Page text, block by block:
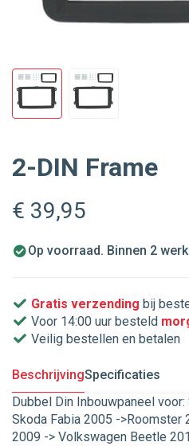
2-DIN Frame
€ 39,95
Op voorraad. Binnen 2
Gratis verzending bij
Voor 14:00 uur besteld
Veilig bestellen en betalen
BeschrijvingSpecificaties
Dubbel Din Inbouwpaneel
Skoda Fabia 2005 ->Roomster
2009 -> Volkswagen Beetle